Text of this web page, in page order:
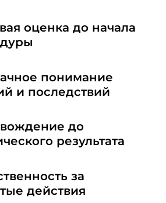
оценка до начала
понимание
и последствий
до
результата
за
действия